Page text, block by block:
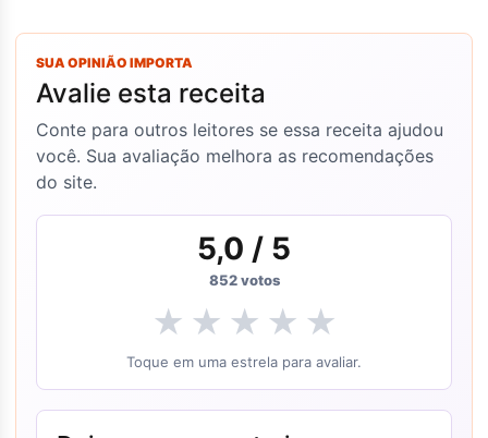
SUA OPINIÃO IMPORTA
Avalie esta receita
Conte para outros leitores se essa receita ajudou
você. Sua avaliação melhora as recomendações
do site.
5,0 / 5
852votos
★ ★ ★ ★ ★
Toque em uma estrela para avaliar.